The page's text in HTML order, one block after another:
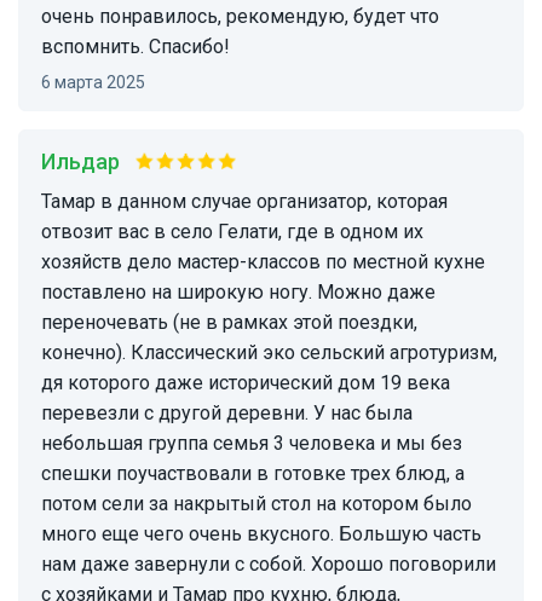
очень понравилось, рекомендую, будет что
вспомнить. Спасибо!
6 марта 2025
Ильдар
Тамар в данном случае организатор, которая
отвозит вас в село Гелати, где в одном их
хозяйств дело мастер-классов по местной кухне
поставлено на широкую ногу. Можно даже
переночевать (не в рамках этой поездки,
конечно). Классический эко сельский агротуризм,
дя которого даже исторический дом 19 века
перевезли с другой деревни. У нас была
небольшая группа семья 3 человека и мы без
спешки поучаствовали в готовке трех блюд, а
потом сели за накрытый стол на котором было
много еще чего очень вкусного. Большую часть
нам даже завернули с собой. Хорошо поговорили
с хозяйками и Тамар про кухню, блюда,